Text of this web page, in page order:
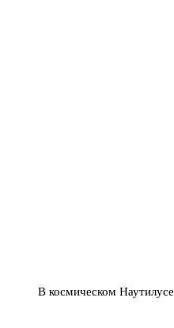
В космическом Наутилусе